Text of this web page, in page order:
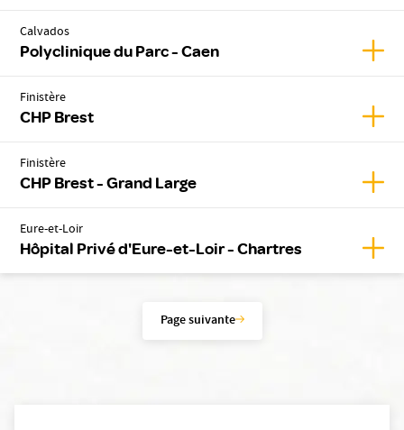
Calvados
Polyclinique du Parc - Caen
Finistère
CHP Brest
Finistère
CHP Brest - Grand Large
Eure-et-Loir
Hôpital Privé d'Eure-et-Loir - Chartres
Page suivante